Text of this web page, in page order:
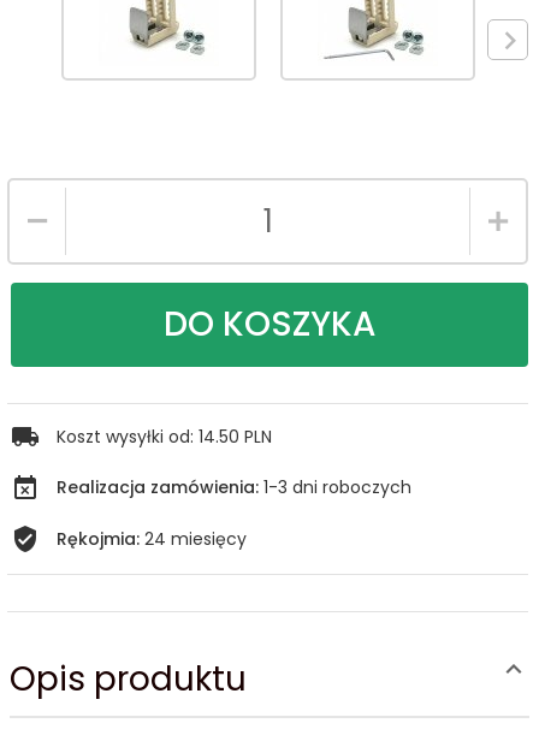
DO KOSZYKA
Koszt wysyłki od: 14.50 PLN
Realizacja zamówienia: 1-3 dni roboczych
Rękojmia: 24 miesięcy
Opis produktu